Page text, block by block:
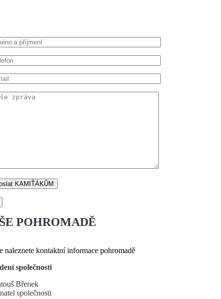
POHROMADĚ
naleznete kontaktní informace pohromadě
společnosti
Břenek
společnosti